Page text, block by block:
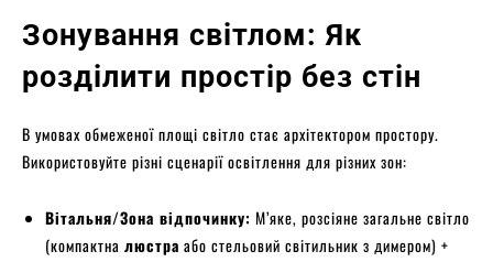
Зонування світлом: Як
розділити простір без стін
В умовах обмеженої площі світло стає архітектором простору.
Використовуйте різні сценарії освітлення для різних зон:
Вітальня/Зона відпочинку: М’яке, розсіяне загальне світло
(компактна люстра або стельовий світильник з димером) +